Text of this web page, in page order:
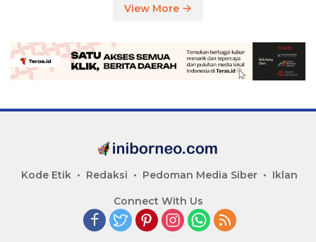
View More
Kode Etik Redaksi Pedoman Media Siber Iklan
Connect With Us